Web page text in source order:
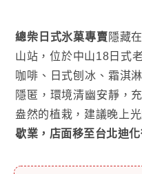
總柴日式氷菓專賣 隱藏
山站，位於中山18日式
咖啡、日式刨冰、霜淇
隱匿，環境清幽安靜，
盎然的植栽，建議晚上光
歇業，店面移至台北迪